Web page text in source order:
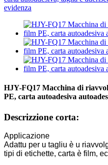
HJY-FQ17 Macchina di
PE, carta autoadesiva
Descrizzione corta:
Applicazione
Adattu per u tagliu è u
tipi di etichette, carta è film,